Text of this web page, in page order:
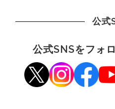
公式
公式SNSをフォ